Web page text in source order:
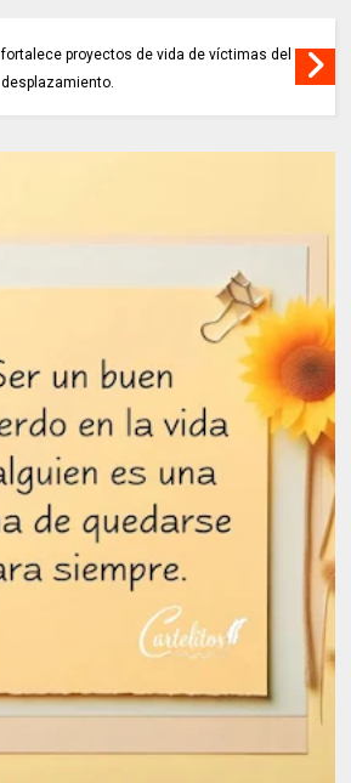
fortalece proyectos de vida de víctimas del
desplazamiento.